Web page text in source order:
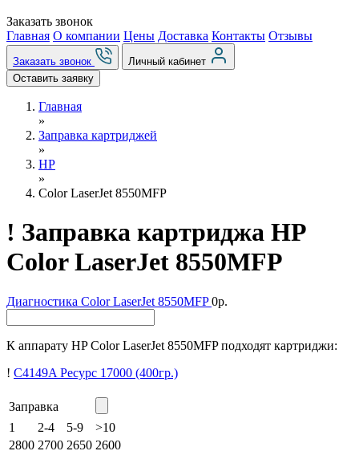
Заказать звонок
Главная О компании Цены Доставка Контакты Отзывы
Заказать звонок
Личный кабинет
Оставить заявку
Главная
»
Заправка картриджей
»
HP
»
Color LaserJet 8550MFP
! Заправка картриджа HP
Color LaserJet 8550MFP
Диагностика Color LaserJet 8550MFP 0р.
К аппарату HP Color LaserJet 8550MFP подходят картриджи:
! C4149A Ресурс 17000 (400гр.)
Заправка
1
2-4 5-9
>10
2800 2700 2650 2600